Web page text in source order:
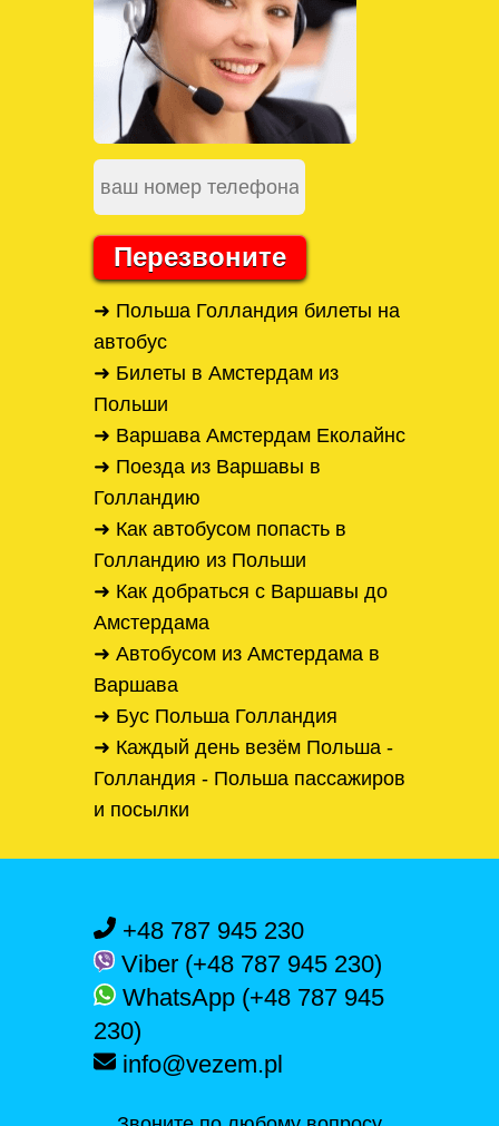
Перезвоните
➜ Польша Голландия билеты на
автобус
➜ Билеты в Амстердам из
Польши
➜ Варшава Амстердам Еколайнс
➜ Поезда из Варшавы в
Голландию
➜ Как автобусом попасть в
Голландию из Польши
➜ Как добраться с Варшавы до
Амстердама
➜ Автобусом из Амстердама в
Варшава
➜ Бус Польша Голландия
➜ Каждый день везём Польша -
Голландия - Польша пассажиров
и посылки
+48 787 945 230
Viber (+48 787 945 230)
WhatsApp (+48 787 945
230)
info@vezem.pl